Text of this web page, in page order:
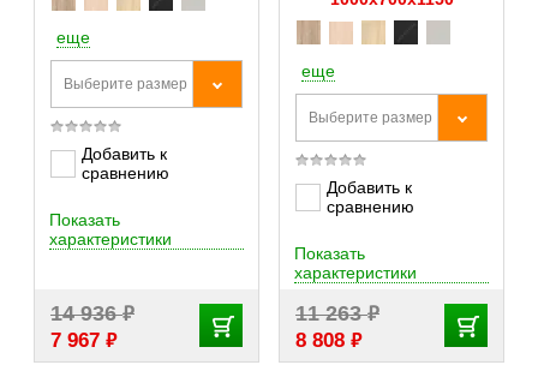
еще
Выберите размер
Добавить к
сравнению
14 936₽
7 967 ₽
Показать
характеристики
еще
Выберите размер
Добавить к
сравнению
11 263₽
8 808 ₽
Показать
характеристики